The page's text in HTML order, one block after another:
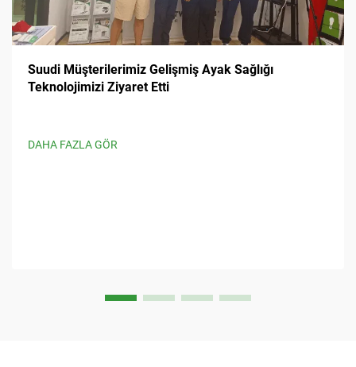
Suudi Müşterilerimiz Gelişmiş Ayak Sağlığı
Teknolojimizi Ziyaret Etti
DAHA FAZLA GÖR